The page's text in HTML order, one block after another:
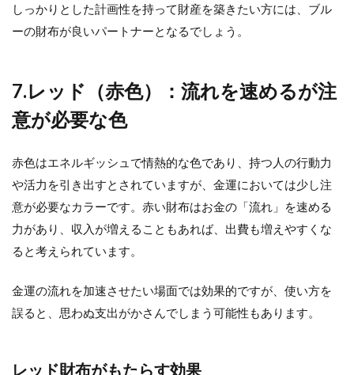
しっかりとした計画性を持って財産を築きたい方には、ブル
ーの財布が良いパートナーとなるでしょう。
7.レッド（赤色）：流れを速めるが注
意が必要な色
赤色はエネルギッシュで情熱的な色であり、持つ人の行動力
や活力を引き出すとされていますが、金運においては少し注
意が必要なカラーです。赤い財布はお金の「流れ」を速める
力があり、収入が増えることもあれば、出費も増えやすくな
ると考えられています。
金運の流れを加速させたい場面では効果的ですが、使い方を
誤ると、思わぬ支出がかさんでしまう可能性もあります。
レッド財布がもたらす効果